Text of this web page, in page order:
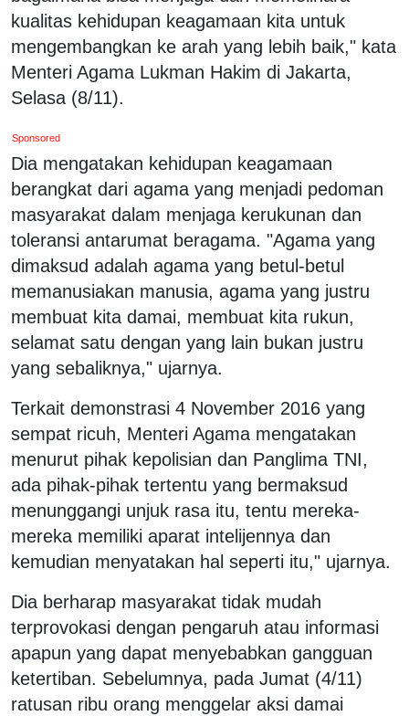
kualitas kehidupan keagamaan kita untuk
mengembangkan ke arah yang lebih baik," kata
Menteri Agama Lukman Hakim di Jakarta,
Selasa (8/11).
Sponsored
Dia mengatakan kehidupan keagamaan
berangkat dari agama yang menjadi pedoman
masyarakat dalam menjaga kerukunan dan
toleransi antarumat beragama. "Agama yang
dimaksud adalah agama yang betul-betul
memanusiakan manusia, agama yang justru
membuat kita damai, membuat kita rukun,
selamat satu dengan yang lain bukan justru
yang sebaliknya," ujarnya.
Terkait demonstrasi 4 November 2016 yang
sempat ricuh, Menteri Agama mengatakan
menurut pihak kepolisian dan Panglima TNI,
ada pihak-pihak tertentu yang bermaksud
menunggangi unjuk rasa itu, tentu mereka-
mereka memiliki aparat intelijennya dan
kemudian menyatakan hal seperti itu," ujarnya.
Dia berharap masyarakat tidak mudah
terprovokasi dengan pengaruh atau informasi
apapun yang dapat menyebabkan gangguan
ketertiban. Sebelumnya, pada Jumat (4/11)
ratusan ribu orang menggelar aksi damai